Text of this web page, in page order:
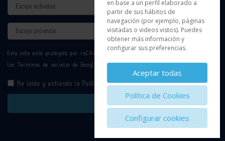
Actividad
Provincia
Este sitio está protegido por reCAPTCHA y se aplican la
los Términos de servicio de Google.
He leído y entiendo la Política de Privacidad
Enviar
en base a un perfil elaborado a
partir de sus hábitos de
navegación (por ejemplo, páginas
visitadas o videos vistos). Puedes
obtener más información y
configurar sus preferencias.
Aceptar todas
Política de Cookies
Configurar cookies